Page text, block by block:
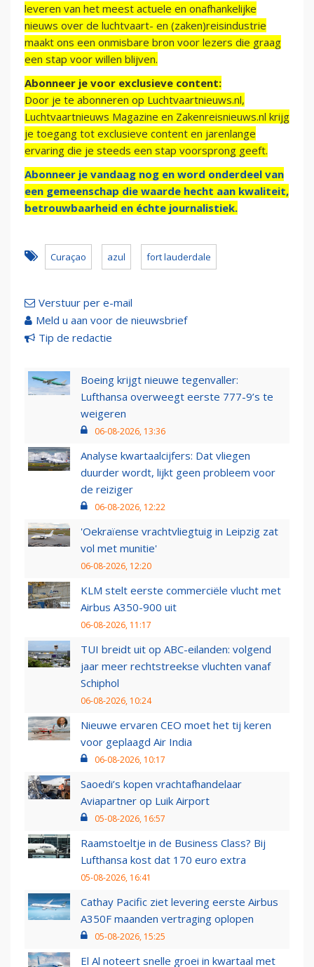
leveren van het meest actuele en onafhankelijke
nieuws over de luchtvaart- en (zaken)reisindustrie
maakt ons een onmisbare bron voor lezers die graag
een stap voor willen blijven.
Abonneer je voor exclusieve content:
Door je te abonneren op Luchtvaartnieuws.nl,
Luchtvaartnieuws Magazine en Zakenreisnieuws.nl krijg
je toegang tot exclusieve content en jarenlange
ervaring die je steeds een stap voorsprong geeft.
Abonneer je vandaag nog en word onderdeel van
een gemeenschap die waarde hecht aan kwaliteit,
betrouwbaarheid en échte journalistiek.
Curaçao azul fort lauderdale
Verstuur per e-mail
Meld u aan voor de nieuwsbrief
Tip de redactie
Boeing krijgt nieuwe tegenvaller:
Lufthansa overweegt eerste 777-9’s te
weigeren
06-08-2026, 13:36
Analyse kwartaalcijfers: Dat vliegen
duurder wordt, lijkt geen probleem voor
de reiziger
06-08-2026, 12:22
'Oekraïense vrachtvliegtuig in Leipzig zat
vol met munitie'
06-08-2026, 12:20
KLM stelt eerste commerciële vlucht met
Airbus A350-900 uit
06-08-2026, 11:17
TUI breidt uit op ABC-eilanden: volgend
jaar meer rechtstreekse vluchten vanaf
Schiphol
06-08-2026, 10:24
Nieuwe ervaren CEO moet het tij keren
voor geplaagd Air India
06-08-2026, 10:17
Saoedi’s kopen vrachtafhandelaar
Aviapartner op Luik Airport
05-08-2026, 16:57
Raamstoeltje in de Business Class? Bij
Lufthansa kost dat 170 euro extra
05-08-2026, 16:41
Cathay Pacific ziet levering eerste Airbus
A350F maanden vertraging oplopen
05-08-2026, 15:25
El Al noteert snelle groei in kwartaal met